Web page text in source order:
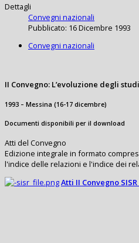
Dettagli
Convegni nazionali
Pubblicato: 16 Dicembre 1993
Convegni nazionali
II Convegno: L’evoluzione degli
1993 – Messina (16-17 dicembre)
Documenti disponibili per il download
Atti del Convegno
Edizione integrale in formato
l'indice delle relazioni e l'indice dei
Atti II Convegno